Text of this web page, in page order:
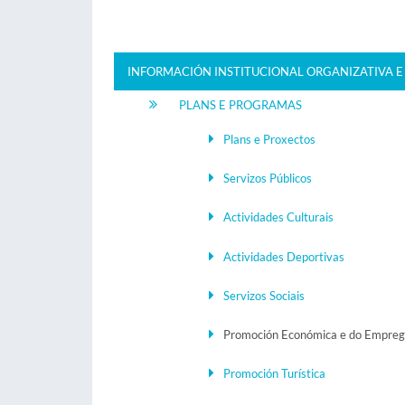
INFORMACIÓN INSTITUCIONAL ORGANIZATIVA
PLANS E PROGRAMAS
Plans e Proxectos
Servizos Públicos
Actividades Culturais
Actividades Deportivas
Servizos Sociais
Promoción Económica e do
Promoción Turística